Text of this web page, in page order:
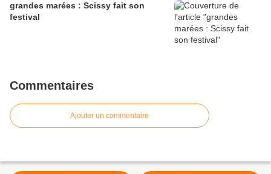
grandes marées : Scissy fait son
festival
Commentaires
Ajouter un commentaire